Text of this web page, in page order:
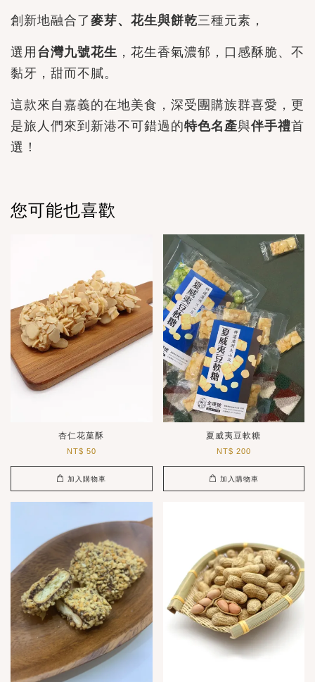
創新地融合了麥芽、花生與餅乾三種元素，
選用 台灣九號花生 ， 花生香氣濃郁，口感酥脆、不
黏牙，甜而不膩。
這款來自嘉義的在地美食，深受團購族群喜愛，更
是旅人們來到 新港不可錯過的特色名產與伴手禮首
選！
您可能也喜歡
杏仁花菓酥
NT$ 50
加入購物車
夏威夷豆軟糖
NT$ 200
加入購物車